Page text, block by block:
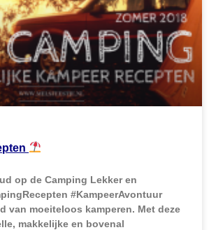
op de Camping Lekker en
#KampeerAvontuur
van moeiteloos kamperen. Met deze
makkelijke en bovenal